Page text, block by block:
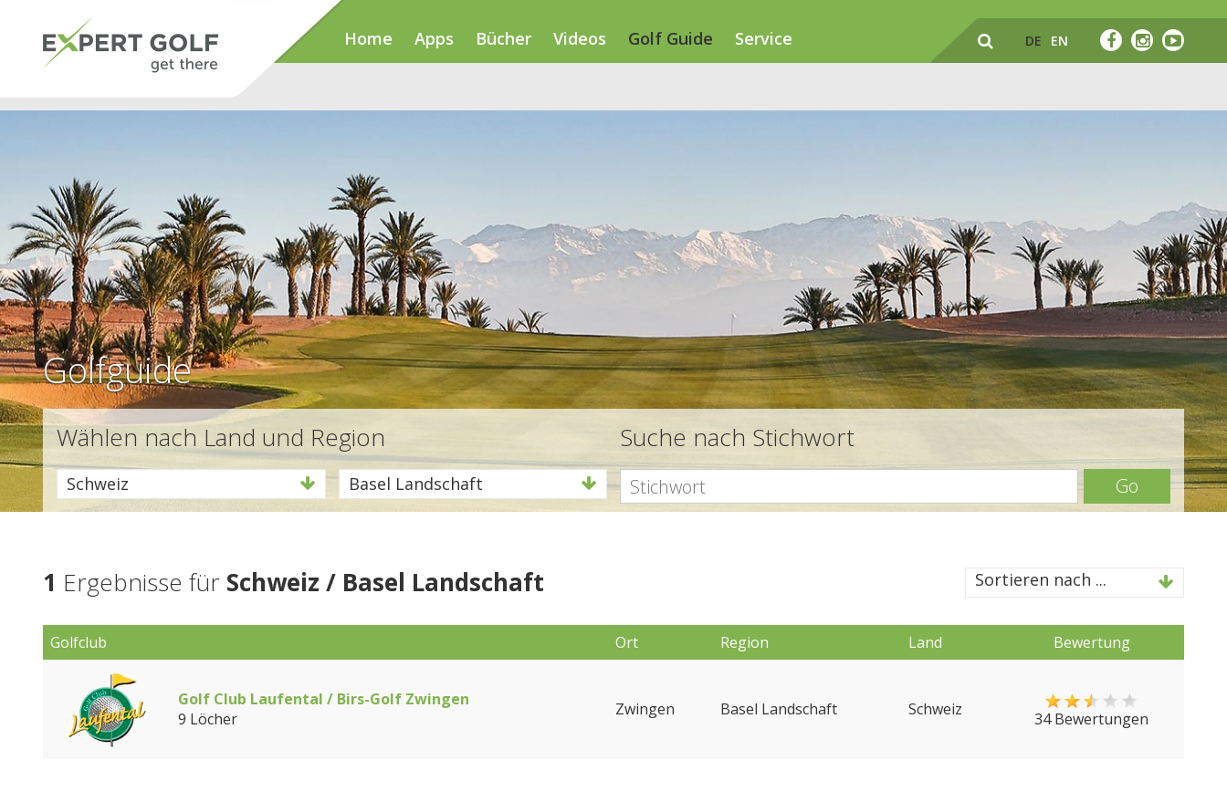
Home Apps Bücher Videos Golf Guide Service DE EN
Golfguide
Wählen nach Land und Region
Schweiz Basel Landschaft
Suche nach Stichwort
Go
1 Ergebnisse für Schweiz / Basel Landschaft Sortieren nach ...
Golfclub Ort Region Land Bewertung
Golf Club Laufental / Birs-Golf Zwingen
9 Löcher
Zwingen Basel Landschaft Schweiz 34 Bewertungen